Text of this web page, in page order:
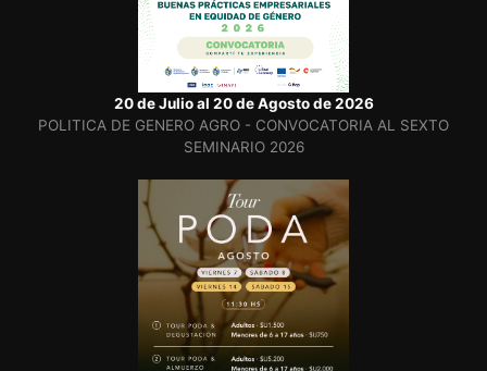
20 de Julio al 20 de Agosto de 2026
POLITICA DE GENERO AGRO - CONVOCATORIA AL SEXTO
SEMINARIO 2026